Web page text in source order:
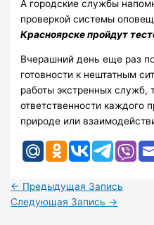
А городские службы
проверкой системы
Красноярске пройдут
Вчерашний день еще раз
готовности к нештатным
работы экстренных служб,
ответственности каждого
природе или
← Предыдущая Запись
Следующая Запись →